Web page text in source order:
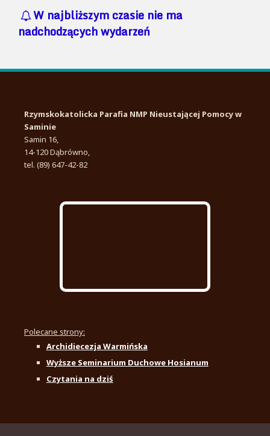
W najbliższym czasie nie ma
nadchodzących wydarzeń
Rzymskokatolicka Parafia NMP Nieustającej Pomocy w
Saminie
Samin 16,
14-120 Dąbrówno,
tel. (89) 647-42-82
Polecane strony:
Archidiecezja Warmińska
Wyższe Seminarium Duchowe Hosianum
Czytania na dziś